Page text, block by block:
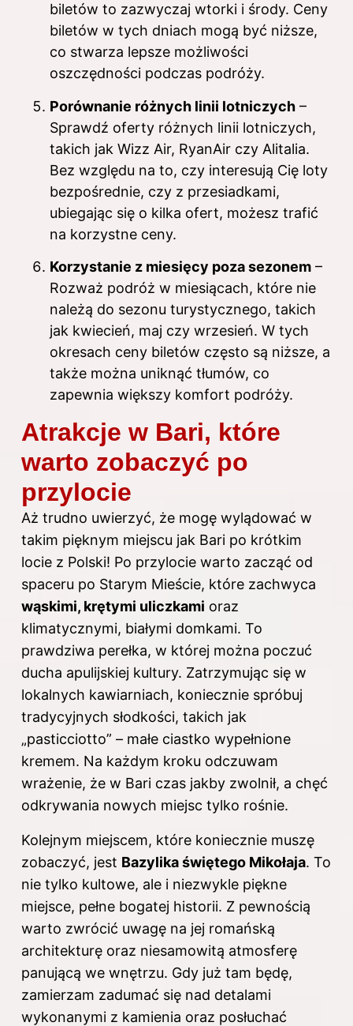
biletów to zazwyczaj wtorki i środy. Ceny
biletów w tych dniach mogą być niższe,
co stwarza lepsze możliwości
oszczędności podczas podróży.
Porównanie różnych linii lotniczych –
Sprawdź oferty różnych linii lotniczych,
takich jak Wizz Air, RyanAir czy Alitalia.
Bez względu na to, czy interesują Cię loty
bezpośrednie, czy z przesiadkami,
ubiegając się o kilka ofert, możesz trafić
na korzystne ceny.
Korzystanie z miesięcy poza sezonem –
Rozważ podróż w miesiącach, które nie
należą do sezonu turystycznego, takich
jak kwiecień, maj czy wrzesień. W tych
okresach ceny biletów często są niższe, a
także można uniknąć tłumów, co
zapewnia większy komfort podróży.
Atrakcje w Bari, które
warto zobaczyć po
przylocie
Aż trudno uwierzyć, że mogę wylądować w
takim pięknym miejscu jak Bari po krótkim
locie z Polski! Po przylocie warto zacząć od
spaceru po Starym Mieście, które zachwyca
wąskimi, krętymi uliczkami oraz
klimatycznymi, białymi domkami. To
prawdziwa perełka, w której można poczuć
ducha apulijskiej kultury. Zatrzymując się w
lokalnych kawiarniach, koniecznie spróbuj
tradycyjnych słodkości, takich jak
„pasticciotto” – małe ciastko wypełnione
kremem. Na każdym kroku odczuwam
wrażenie, że w Bari czas jakby zwolnił, a chęć
odkrywania nowych miejsc tylko rośnie.
Kolejnym miejscem, które koniecznie muszę
zobaczyć, jest Bazylika świętego Mikołaja. To
nie tylko kultowe, ale i niezwykle piękne
miejsce, pełne bogatej historii. Z pewnością
warto zwrócić uwagę na jej romańską
architekturę oraz niesamowitą atmosferę
panującą we wnętrzu. Gdy już tam będę,
zamierzam zadumać się nad detalami
wykonanymi z kamienia oraz posłuchać